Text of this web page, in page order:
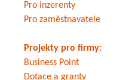
Pro inzerenty
Pro zaměstnavatele
Projekty pro firmy:
Business Point
Dotace a granty